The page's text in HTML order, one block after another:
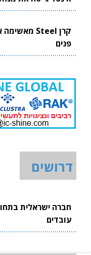
פנים
דרושים
חברה ישראלית
עובדים